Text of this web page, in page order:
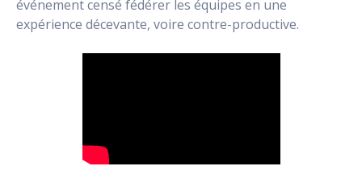
événement censé fédérer les équipes en une
expérience décevante, voire contre-productive.